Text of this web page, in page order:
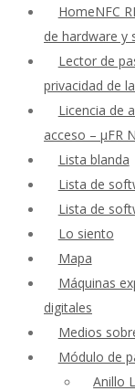
HomeNFC
de hardware y
Lector de
privacidad de
Licencia de
acceso – μFR
Lista blanda
Lista de
Lista de
Lo siento
Mapa
Máquinas
digitales
Medios
Módulo de
Anillo